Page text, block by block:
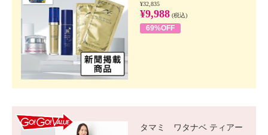
¥32,835
¥9,988 (税込)
69%OFF
タマミ ワタナベ ティアー